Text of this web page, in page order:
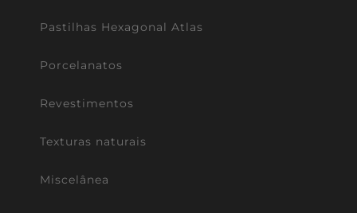
Pastilhas Hexagonal Atlas
Porcelanatos
Revestimentos
Texturas naturais
Miscelânea